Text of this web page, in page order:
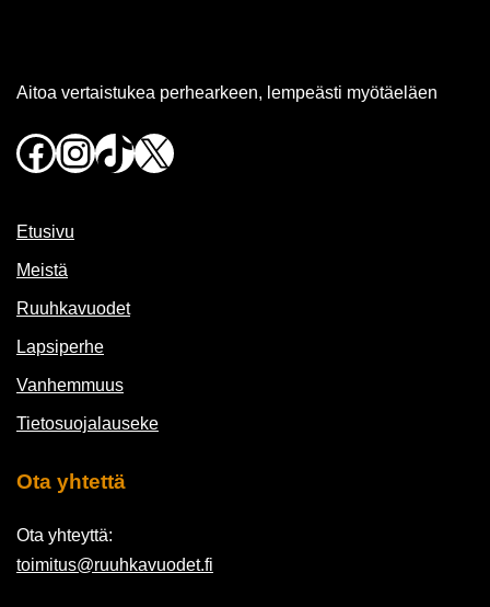
Aitoa vertaistukea perhearkeen, lempeästi myötäeläen
Facebook
Instagram
TikTok
X
Etusivu
Meistä
Ruuhkavuodet
Lapsiperhe
Vanhemmuus
Tietosuojalauseke
Ota yhtettä
Ota yhteyttä:
toimitus@ruuhkavuodet.fi